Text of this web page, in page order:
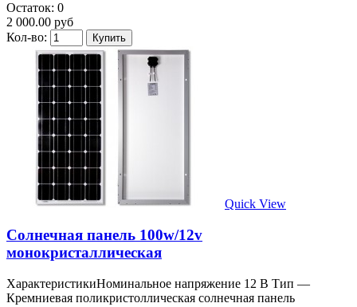
Остаток: 0
2 000.00 руб
Кол-во:
Quick View
Солнечная панель 100w/12v
монокристаллическая
ХарактеристикиНоминальное напряжение 12 В Тип —
Кремниевая поликристоллическая солнечная панель